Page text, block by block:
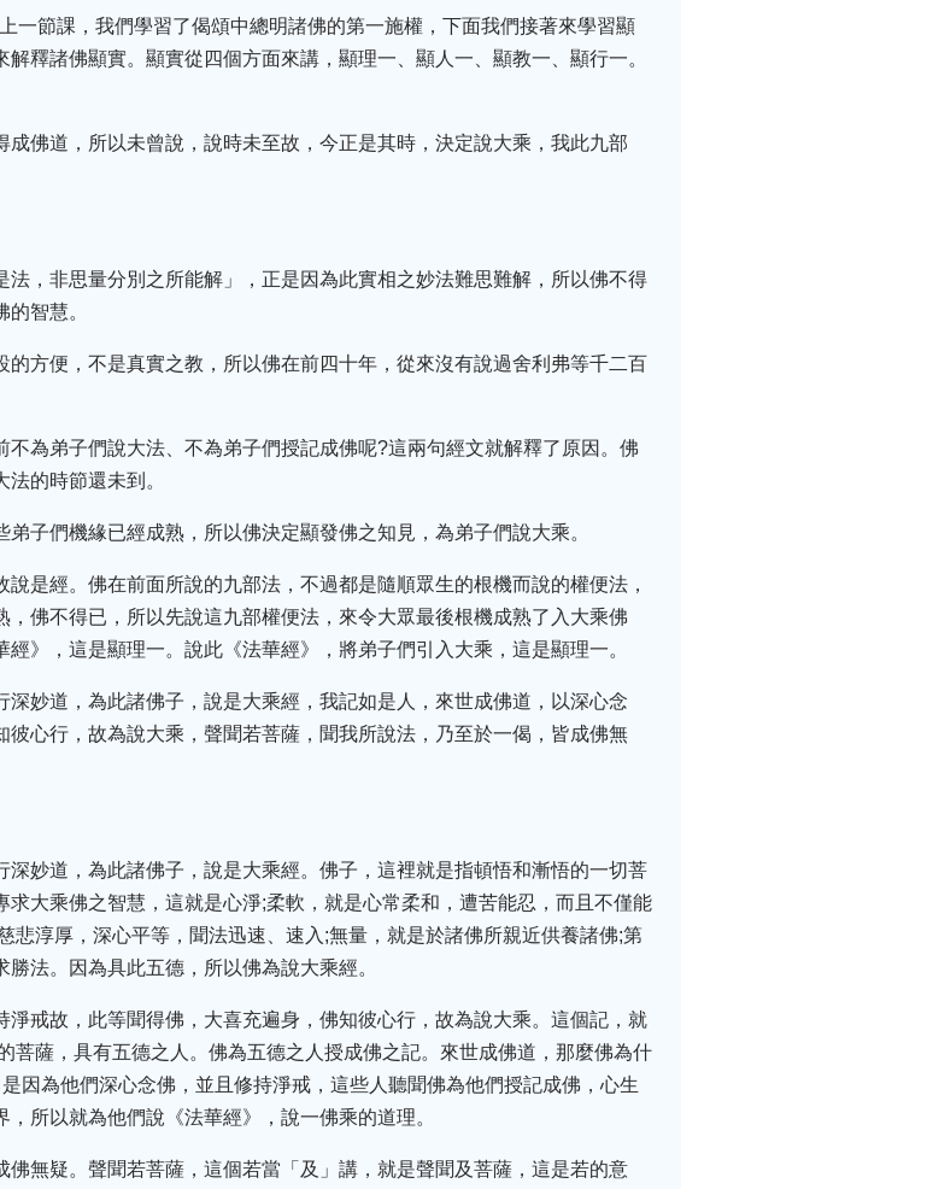
一節課，我們學習了偈頌中總明諸佛的第一施權，下面我們接著來學習顯
釋諸佛顯實。顯實從四個方面來講，顯理一、顯人一、顯教一、顯行一。
佛道，所以未曾說，說時未至故，今正是其時，決定說大乘，我此九部
，非思量分別之所能解」，正是因為此實相之妙法難思難解，所以佛不得
智慧。
方便，不是真實之教，所以佛在前四十年，從來沒有說過舍利弗等千二百
為弟子們說大法、不為弟子們授記成佛呢?這兩句經文就解釋了原因。佛
的時節還未到。
子們機緣已經成熟，所以佛決定顯發佛之知見，為弟子們說大乘。
是經。佛在前面所說的九部法，不過都是隨順眾生的根機而說的權便法，
佛不得已，所以先說這九部權便法，來令大眾最後根機成熟了入大乘佛
》，這是顯理一。說此《法華經》，將弟子們引入大乘，這是顯理一。
妙道，為此諸佛子，說是大乘經，我記如是人，來世成佛道，以深心念
心行，故為說大乘，聲聞若菩薩，聞我所說法，乃至於一偈，皆成佛無
妙道，為此諸佛子，說是大乘經。佛子，這裡就是指頓悟和漸悟的一切菩
大乘佛之智慧，這就是心淨;柔軟，就是心常柔和，遭苦能忍，而且不僅能
悲淳厚，深心平等，聞法迅速、速入;無量，就是於諸佛所親近供養諸佛;第
法。因為具此五德，所以佛為說大乘經。
戒故，此等聞得佛，大喜充遍身，佛知彼心行，故為說大乘。這個記，就
菩薩，具有五德之人。佛為五德之人授成佛之記。來世成佛道，那麼佛為什
因為他們深心念佛，並且修持淨戒，這些人聽聞佛為他們授記成佛，心生
所以就為他們說《法華經》，說一佛乘的道理。
無疑。聲聞若菩薩，這個若當「及」講，就是聲聞及菩薩，這是若的意